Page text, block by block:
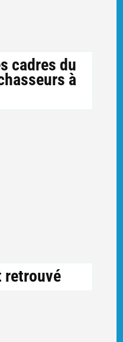
cadres du
à
retrouvé